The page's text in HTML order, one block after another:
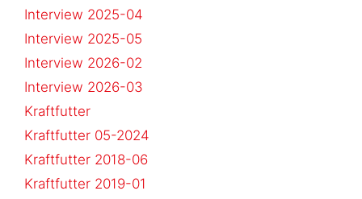
Interview 2025-04
Interview 2025-05
Interview 2026-02
Interview 2026-03
Kraftfutter
Kraftfutter 05-2024
Kraftfutter 2018-06
Kraftfutter 2019-01